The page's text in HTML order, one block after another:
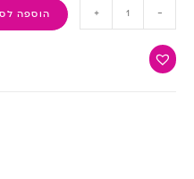
-
+ הוספה